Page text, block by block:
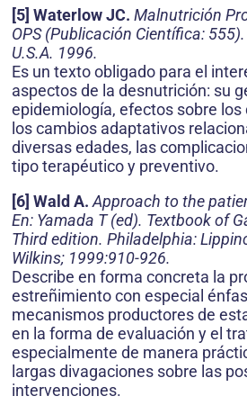
[5] Waterlow JC. Malnutrición
OPS (Publicación Científica:
U.S.A. 1996.
Es un texto obligado para el
aspectos de la desnutrición: su
epidemiología, efectos sobre los
los cambios adaptativos
diversas edades, las
tipo terapéutico y preventivo.
[6] Wald A. Approach to the
En: Yamada T (ed). Textbook of
Third edition. Philadelphia:
Wilkins; 1999:910-926.
Describe en forma concreta la
estreñimiento con especial
mecanismos productores de
en la forma de evaluación y el
especialmente de manera
largas divagaciones sobre las
intervenciones.